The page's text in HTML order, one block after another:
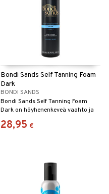
Bondi Sands Self Tanning Foam
Dark
BONDI SANDS
Bondi Sands Self Tanning Foam
Dark on höyhenenkeveä vaahto ja
se antaa sinulle kauniin heleän
päivetyksen.
28,95 €